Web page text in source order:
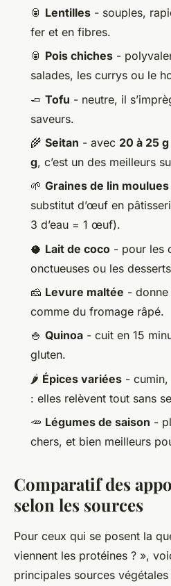
🥫 Lentilles - souples,
fer et en fibres.
🥫 Pois chiches -
salades, les currys ou le
🧈 Tofu - neutre, il
saveurs.
🌾 Seitan - avec 20 à 25
g, c’est un des meilleurs
🌱 Graines de lin moulues
substitut d’œuf en
3 d’eau = 1 œuf).
🥥 Lait de coco - pour les
onctueuses ou les
🧀 Levure maltée -
comme du fromage râpé.
🍚 Quinoa - cuit en 15
gluten.
🌶️ Épices variées -
: elles relèvent tout sans
🥕 Légumes de saison -
chers, et bien meilleurs
Comparatif des
selon les sources
Pour ceux qui se posent la
viennent les protéines ? »,
principales sources